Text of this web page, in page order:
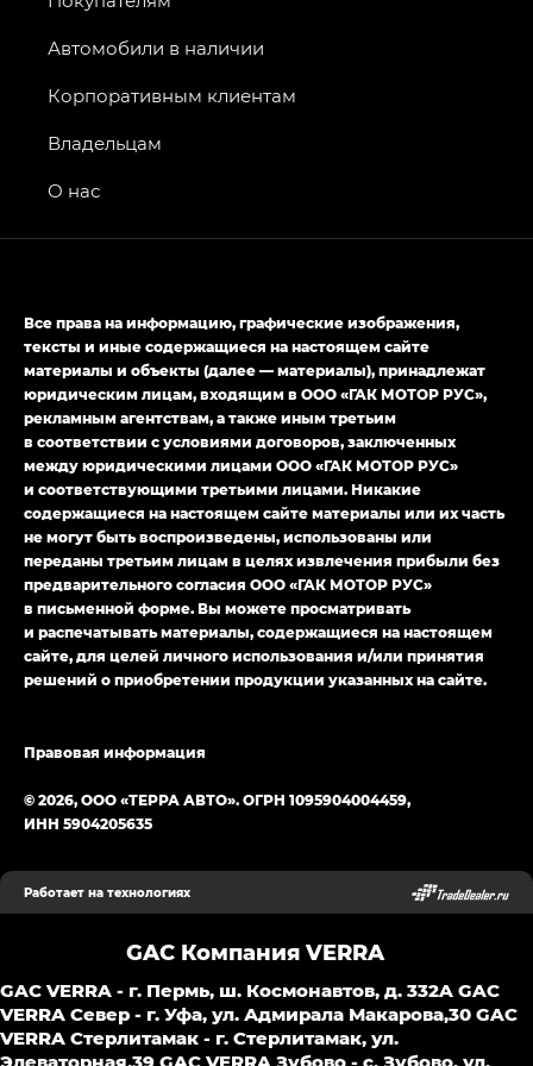
Джи Эс 8 ТРЭВЕЛЛЕР — GS8 TRAVELLER,
GT, Джи Эль — GL
GS4 — Джи Эс 4 (GS4) в комплектациях Джи Би
привод — GB AWD, Джи Эль Полный привод —
LOUNGE
Empow — Эмпау (Empow) в комплектации
Джи Эс — GS, Джи Эль с элементы экстерьера
в спортивном стиле — GL(S-Style)
GAC Компания VERRA
GAC VERRA - г. Пермь, ш. Космонавтов, д. 332A GAC
VERRA Север - г. Уфа, ул. Адмирала Макарова,30 GAС
VERRA Стерлитамак - г. Стерлитамак, ул.
Автомобили в наличии
Корпоративным клиентам
Владельцам
О нас
Все права на информацию, графические изображения,
тексты и иные содержащиеся на настоящем сайте
материалы и объекты (далее — материалы), принадлежат
юридическим лицам, входящим в ООО «ГАК МОТОР РУС»,
рекламным агентствам, а также иным третьим
в соответствии с условиями договоров, заключенных
между юридическими лицами ООО «ГАК МОТОР РУС»
и соответствующими третьими лицами. Никакие
содержащиеся на настоящем сайте материалы или их часть
не могут быть воспроизведены, использованы или
переданы третьим лицам в целях извлечения прибыли без
предварительного согласия ООО «ГАК МОТОР РУС»
в письменной форме. Вы можете просматривать
и распечатывать материалы, содержащиеся на настоящем
сайте, для целей личного использования и/или принятия
решений о приобретении продукции указанных на сайте.
© 2026, ООО «ТЕРРА АВТО». ОГРН 1095904004459,
ИНН 5904205635
Правовая информация
Работает на технологиях